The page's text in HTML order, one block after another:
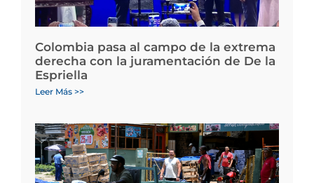
Colombia pasa al campo de la extrema
derecha con la juramentación de De la
Espriella
Leer Más >>